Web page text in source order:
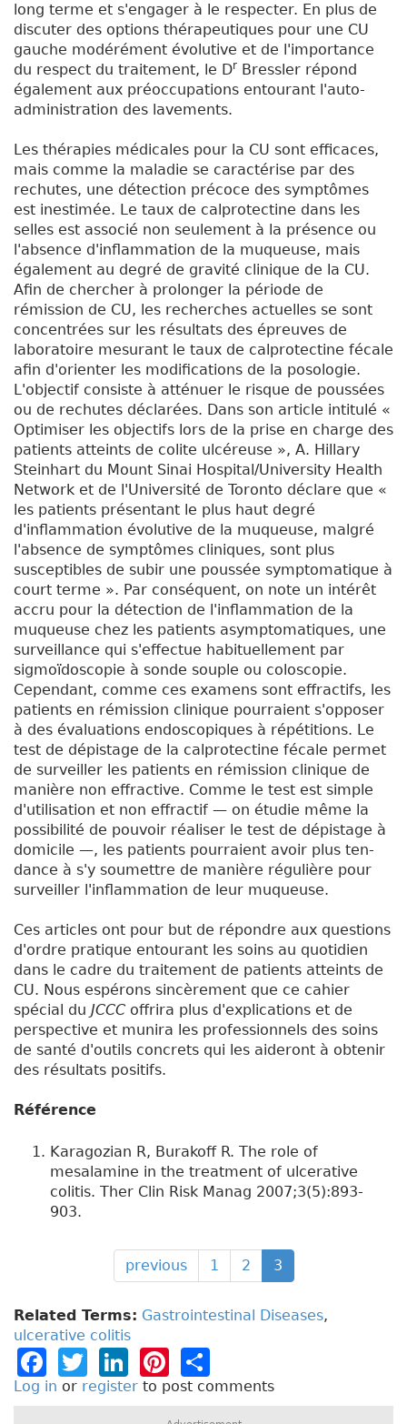
long terme et s'engager à le respecter. En plus de
discuter des options thérapeutiques pour une CU
gauche modérément évolutive et de l'importance
du respect du traitement, le Dr Bressler répond
également aux préoccupations entourant l'auto-
administration des lavements.
Les thérapies médicales pour la CU sont efficaces,
mais comme la maladie se caractérise par des
rechutes, une détection précoce des symptômes
est inestimée. Le taux de calprotectine dans les
selles est associé non seulement à la présence ou
l'absence d'inflammation de la muqueuse, mais
également au degré de gravité clinique de la CU.
Afin de chercher à prolonger la période de
rémission de CU, les recherches actuelles se sont
concentrées sur les résultats des épreuves de
laboratoire mesurant le taux de calprotectine fécale
afin d'orienter les modifications de la posologie.
L'objectif consiste à atténuer le risque de poussées
ou de rechutes déclarées. Dans son article intitulé «
Optimiser les objectifs lors de la prise en charge des
patients atteints de colite ulcéreuse », A. Hillary
Steinhart du Mount Sinai Hospital/University Health
Network et de l'Université de Toronto déclare que «
les patients présentant le plus haut degré
d'inflammation évolutive de la muqueuse, malgré
l'absence de symptômes cliniques, sont plus
susceptibles de subir une poussée symptomatique à
court terme ». Par conséquent, on note un intérêt
accru pour la détection de l'inflammation de la
muqueuse chez les patients asymptomatiques, une
surveillance qui s'effectue habituellement par
sigmoïdoscopie à sonde souple ou coloscopie.
Cependant, comme ces examens sont effractifs, les
patients en rémission clinique pourraient s'opposer
à des évaluations endoscopiques à répétitions. Le
test de dépistage de la calprotectine fécale permet
de surveiller les patients en rémission clinique de
manière non effractive. Comme le test est simple
d'utilisation et non effractif — on étudie même la
possibilité de pouvoir réaliser le test de dépistage à
domicile —, les patients pourraient avoir plus ten-
dance à s'y soumettre de manière régulière pour
surveiller l'inflammation de leur muqueuse.
Ces articles ont pour but de répondre aux questions
d'ordre pratique entourant les soins au quotidien
dans le cadre du traitement de patients atteints de
CU. Nous espérons sincèrement que ce cahier
spécial du JCCC offrira plus d'explications et de
perspective et munira les professionnels des soins
de santé d'outils concrets qui les aideront à obtenir
des résultats positifs.
Référence
Karagozian R, Burakoff R. The role of
mesalamine in the treatment of ulcerative
colitis. Ther Clin Risk Manag 2007;3(5):893-
903.
previous 1 2 3
Related Terms: Gastrointestinal Diseases,
ulcerative colitis
F
a
T
w
Li
n
Pi
n
h
Log in or register to post comments